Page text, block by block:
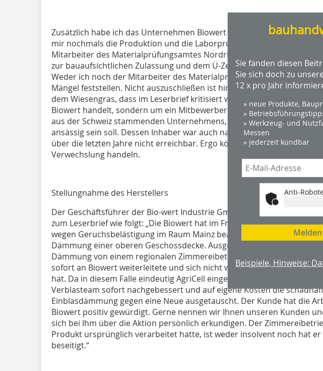
Zusätzlich habe ich das Unternehmen Biowert kürzlich ein weiteres
mir nochmals die Produktion und die Laborprüfungen angesehen.
Mitarbeiter des Materialprüfungsamtes Nordrhein-Westfalen vor Ort
zur bauaufsichtlichen Zulassung und dem Ü-Zeichen nötigen
Weder ich noch der Mitarbeiter des Materialprüfungsamtes konnten
Mängel feststellen. Nicht auszuschließen ist hingegen die Tatsache,
dem Wiesengras, dass im Leserbrief kritisiert wird, gar nicht um das
Biowert handelt, sondern um ein Mitbewerberprodukt eines anderen,
aus der Schweiz stammenden Unternehmens, das nun im
ansässig sein soll. Dessen Inhaber war auch nach mehreren Versuchen
über die letzten Jahre nicht erreichbar. Ergo könnte es sich durchaus
Verwechslung handeln.
Stellungnahme des Herstellers
Der Geschäftsführer der Bio-wert Industrie GmbH, Dr. Michael Gass,
zum Leserbrief wie folgt: „Die Biowert hat im Frühjahr 2008 eine
wegen Geruchsbelästigung im Raum Mainz bearbeitet. Es handelte
Dämmung einer oberen Geschossdecke. Ausgeführt wurde die
Dämmung von einem regionalen Zimmereibetrieb, der jedoch die
sofort an Biowert weiterleitete und sich nicht weiter um seinen
hat. Da in diesem Falle eindeutig AgriCell eingebaut wurde, hat Biowert
Verblasteam sofort nachgebessert und auf eigene Kosten die
Einblasdämmung gegen eine Neue ausgetauscht. Der Kunde hat die
Biowert positiv gewürdigt. Gerne nennen wir Ihnen unseren Kunden
sich bei Ihm über die Aktion persönlich erkundigen. Der
Produkt ursprünglich verarbeitet hatte, ist weder insolvent noch hat er
beseitigt.“
Sie fanden diesen
Sie sich doch zu
12 x pro Jahr
» neue Produkte,
»
» Werkzeug- und
Messen
» jederzeit kündbar
Anti-
Beispiele, Hinweise: